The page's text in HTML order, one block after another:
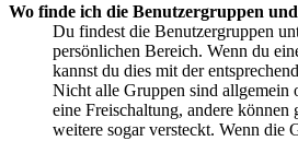
Wo finde ich die Benutzergruppen
Du findest die Benutzergruppen
persönlichen Bereich. Wenn du
kannst du dies mit der
Nicht alle Gruppen sind allgemein
eine Freischaltung, andere können
weitere sogar versteckt. Wenn die